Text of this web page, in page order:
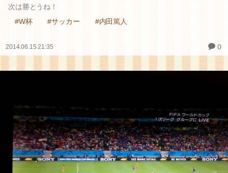
次は勝とうね！
#W杯
#サッカー #内田篤人
2014.06.15 21:35 0